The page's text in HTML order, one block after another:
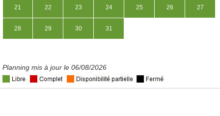
21 22 23 24 25 26 27
28 29 30 31
Planning mis à jour le 06/08/2026